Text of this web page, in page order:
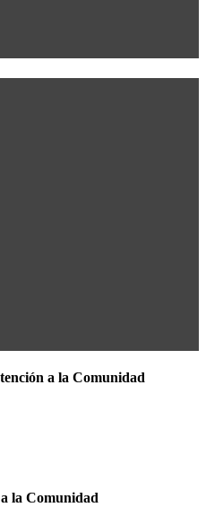
a la Comunidad
la Comunidad